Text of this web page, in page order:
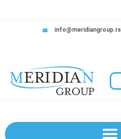
info@meridiangroup.rs